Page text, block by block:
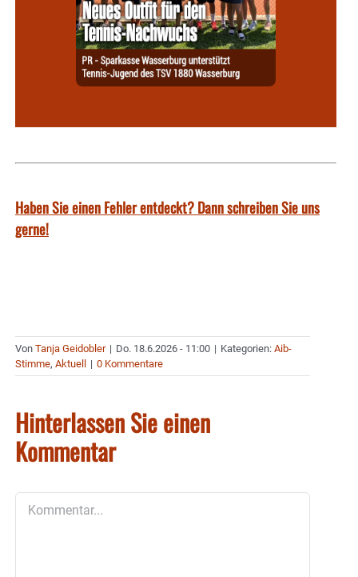
Haben Sie einen Fehler entdeckt? Dann schreiben Sie uns
gerne!
Von Tanja Geidobler | Do. 18.6.2026 - 11:00 | Kategorien: Aib-
Stimme, Aktuell | 0 Kommentare
Hinterlassen Sie einen
Kommentar